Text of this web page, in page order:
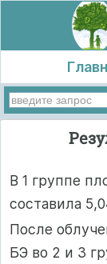
В 1 группе
составила
После
БЭ во 2 и 3